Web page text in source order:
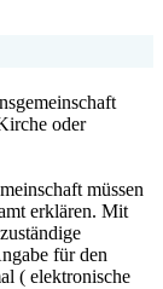
oder
müssen
erklären. Mit
für den
( elektronische